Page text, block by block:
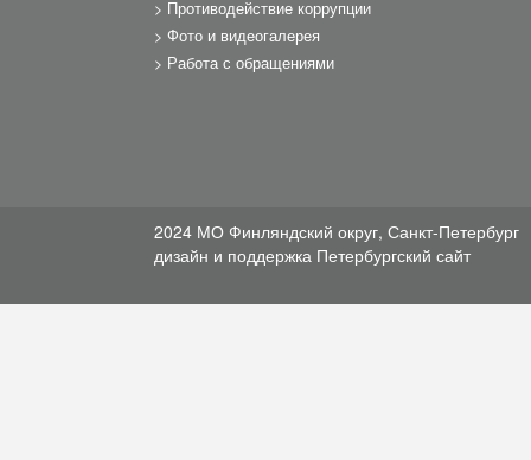
Противодействие коррупции
Фото и видеогалерея
Работа с обращениями
2024 МО Финляндский округ, Санкт-Петербург
дизайн и поддержка Петербургский сайт